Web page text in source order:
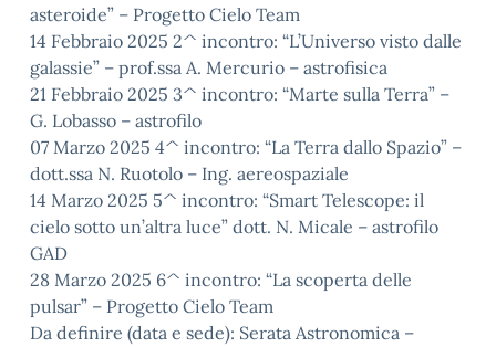
asteroide” – Progetto Cielo Team
14 Febbraio 2025 2^ incontro: “L’Universo visto dalle
galassie” – prof.ssa A. Mercurio – astrofisica
21 Febbraio 2025 3^ incontro: “Marte sulla Terra” –
G. Lobasso – astrofilo
07 Marzo 2025 4^ incontro: “La Terra dallo Spazio” –
dott.ssa N. Ruotolo – Ing. aereospaziale
14 Marzo 2025 5^ incontro: “Smart Telescope: il
cielo sotto un’altra luce” dott. N. Micale – astrofilo
GAD
28 Marzo 2025 6^ incontro: “La scoperta delle
pulsar” – Progetto Cielo Team
Da definire (data e sede): Serata Astronomica –